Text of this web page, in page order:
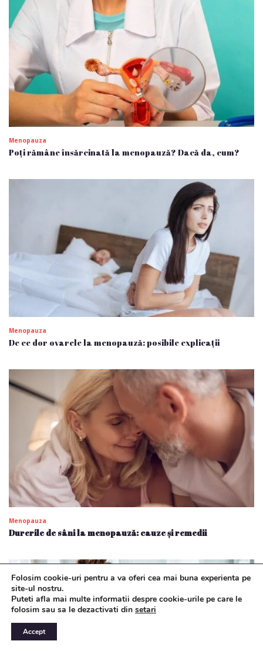
Menopauza
Poți rămâne însărcinată la menopauză? Dacă da, cum?
Menopauza
De ce dor ovarele la menopauză: posibile explicații
Menopauza
Durerile de sâni la menopauză: cauze și remedii
Folosim cookie-uri pentru a va oferi cea mai buna experienta pe
site-ul nostru.
Puteti afla mai multe informatii despre cookie-urile pe care le
folosim sau sa le dezactivati din setari
Accept